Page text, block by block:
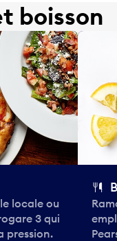
boisson
locale ou
3 qui
pression.